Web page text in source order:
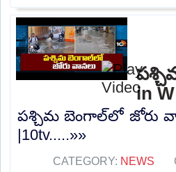
in
పశ్చిమ బెంగాల్‌లో జోరు
|10tv.....»»
CATEGORY: NEWS